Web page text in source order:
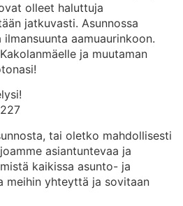
olleet haluttuja
jatkuvasti. Asunnossa
aamuaurinkoon.
ja muutaman
tai oletko mahdollisesti
asiantuntevaa ja
kaikissa asunto- ja
meihin yhteyttä ja sovitaan